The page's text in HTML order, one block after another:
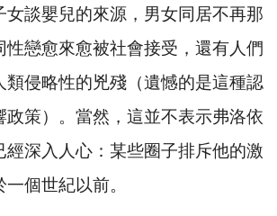
女談嬰兒的來源，男女同居不再那
性戀愈來愈被社會接受，還有人們
類侵略性的兇殘（遺憾的是這種認
政策）。當然，這並不表示弗洛依
經深入人心：某些圈子排斥他的激
個世紀以前。